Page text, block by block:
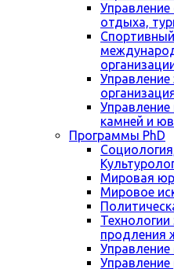
отдыха,
Управление
камней и
Программы PhD
Мировая
Мировое
продления
Управление